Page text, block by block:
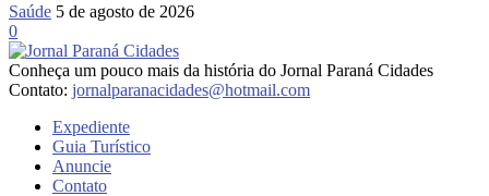
Saúde 5 de agosto de 2026
0
Conheça um pouco mais da história do Jornal Paraná Cidades
Contato: jornalparanacidades@hotmail.com
Expediente
Guia Turístico
Anuncie
Contato